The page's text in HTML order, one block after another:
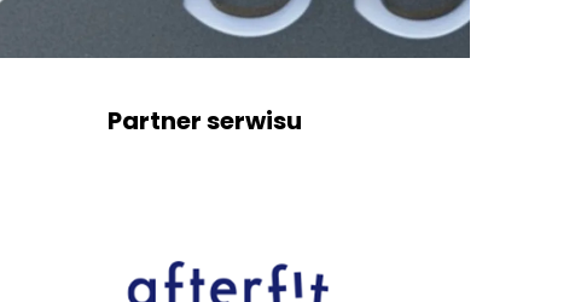
Partner serwisu